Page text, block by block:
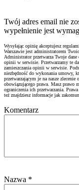
Twój adres email nie
wypełnienie jest
Wysyłając opinię akceptujesz
Warszawie jest administratorem
Administrator przetwarza Twoje
opinii w serwisie. Przetwarzamy te
zamieszczania opinii w serwisie.
niezbędność do wykonania umowy,
przetwarzającym je na nasze
obowiązującego prawa. Masz prawo
ograniczenia ich przetwarzania.
też znajdziesz informacje jak
Komentarz
Nazwa *